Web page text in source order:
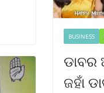
BUSINESS
ଡାବର
ଜହାଁ